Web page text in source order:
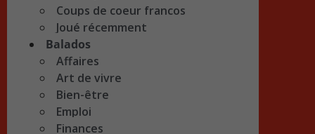
Coups de coeur francos
Joué récemment
Balados
Affaires
Art de vivre
Bien-être
Emploi
Finances